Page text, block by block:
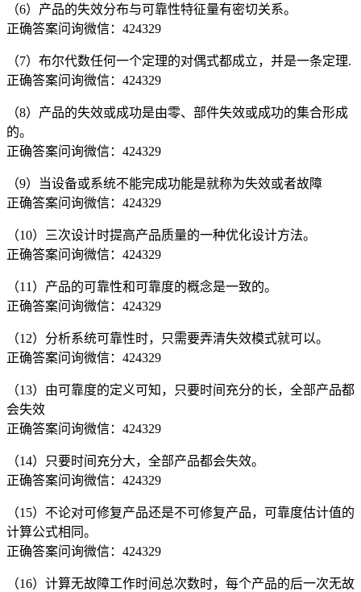
（6）产品的失效分布与可靠性特征量有密切关系。
正确答案问询微信：424329
（7）布尔代数任何一个定理的对偶式都成立，并是一条定理.
正确答案问询微信：424329
（8）产品的失效或成功是由零、部件失效或成功的集合形成
的。
正确答案问询微信：424329
（9）当设备或系统不能完成功能是就称为失效或者故障
正确答案问询微信：424329
（10）三次设计时提高产品质量的一种优化设计方法。
正确答案问询微信：424329
（11）产品的可靠性和可靠度的概念是一致的。
正确答案问询微信：424329
（12）分析系统可靠性时，只需要弄清失效模式就可以。
正确答案问询微信：424329
（13）由可靠度的定义可知，只要时间充分的长，全部产品都
会失效
正确答案问询微信：424329
（14）只要时间充分大，全部产品都会失效。
正确答案问询微信：424329
（15）不论对可修复产品还是不可修复产品，可靠度估计值的
计算公式相同。
正确答案问询微信：424329
（16）计算无故障工作时间总次数时，每个产品的后一次无故